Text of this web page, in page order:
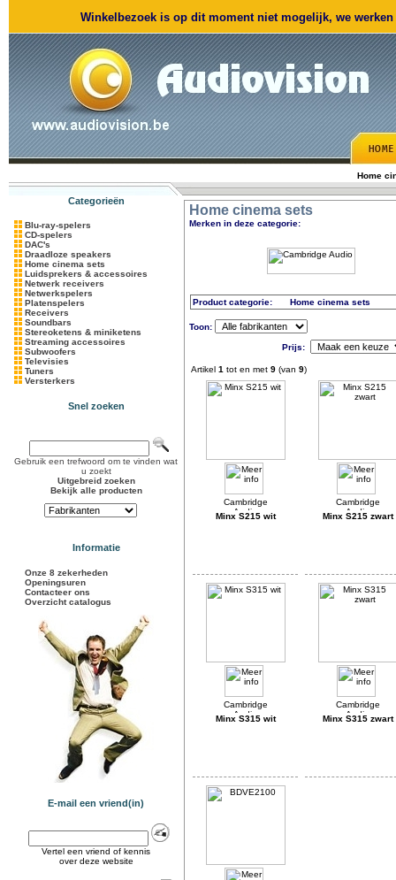
Winkelbezoek is op dit moment niet mogelijk, we
Home
Categorieën
Blu-ray-spelers
CD-spelers
DAC's
Draadloze speakers
Home cinema sets
Luidsprekers & accessoires
Netwerk receivers
Netwerkspelers
Platenspelers
Receivers
Soundbars
Stereoketens & miniketens
Streaming accessoires
Subwoofers
Televisies
Tuners
Versterkers
Snel zoeken
Gebruik een trefwoord om te vinden wat
u zoekt
Uitgebreid zoeken
Bekijk alle producten
Informatie
Onze 8 zekerheden
Openingsuren
Contacteer ons
Overzicht catalogus
E-mail een vriend(in)
Vertel een vriend of kennis
over deze website
Home cinema sets
Merken in deze categorie:
Product categorie: Home cinema sets
Toon:
Prijs:
Artikel 1 tot en met 9 (van 9)
Minx S215 wit Minx S215 zwart
Minx S315 wit Minx S315 zwart